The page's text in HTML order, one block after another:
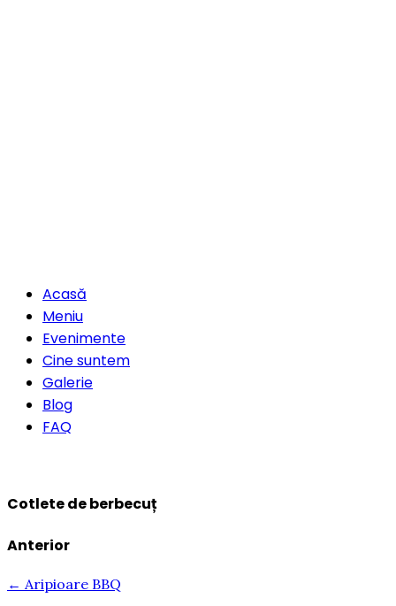
Acasă
Meniu
Evenimente
Cine suntem
Galerie
Blog
FAQ
Cotlete de berbecuț
Anterior
← Aripioare BBQ